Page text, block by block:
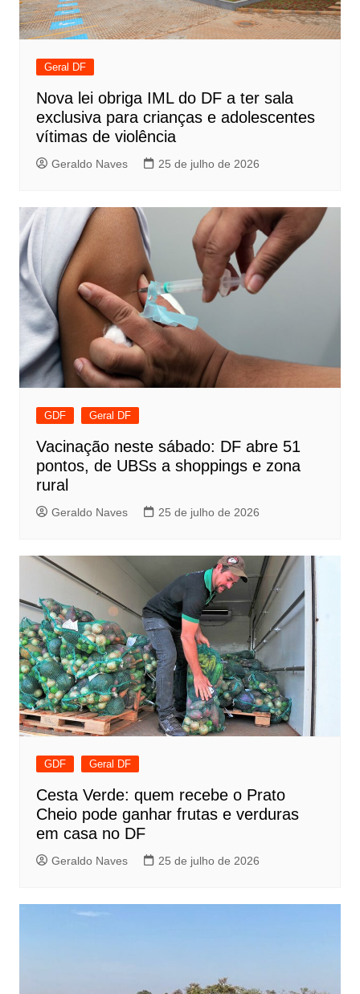
Geral DF
Nova lei obriga IML do DF a ter sala
exclusiva para crianças e adolescentes
vítimas de violência
Geraldo Naves 25 de julho de 2026
GDF Geral DF
Vacinação neste sábado: DF abre 51
pontos, de UBSs a shoppings e zona
rural
Geraldo Naves 25 de julho de 2026
GDF Geral DF
Cesta Verde: quem recebe o Prato
Cheio pode ganhar frutas e verduras
em casa no DF
Geraldo Naves 25 de julho de 2026